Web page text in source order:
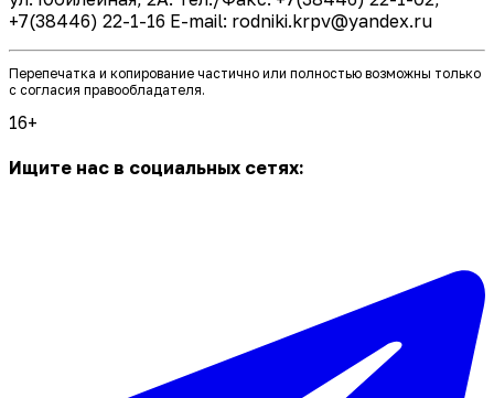
+7(38446) 22-1-16 E-mail: rodniki.krpv@yandex.ru
Перепечатка и копирование частично или полностью возможны только
с согласия правообладателя.
16+
Ищите нас в социальных сетях: